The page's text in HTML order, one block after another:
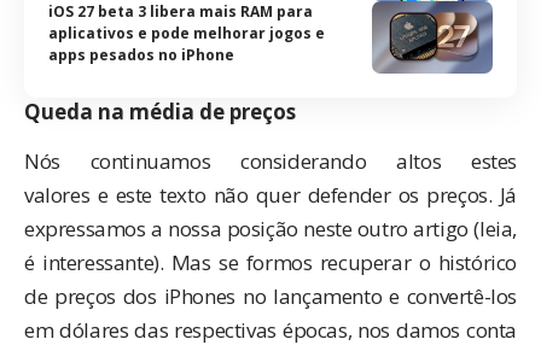
iOS 27 beta 3 libera mais RAM para
aplicativos e pode melhorar jogos e
apps pesados no iPhone
Queda na média de preços
Nós continuamos considerando altos estes
valores e este texto não quer defender os preços. Já
expressamos a nossa posição neste outro artigo (leia,
é interessante). Mas se formos recuperar o histórico
de preços dos iPhones no lançamento e convertê-los
em dólares das respectivas épocas, nos damos conta